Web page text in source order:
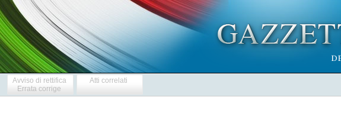
Avviso di rettifica
Errata corrige
Atti correlati